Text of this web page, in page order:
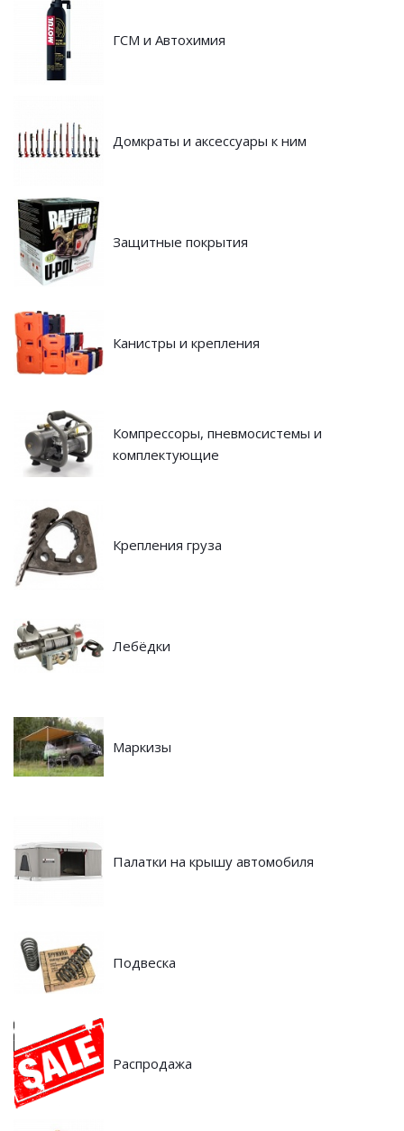
ГСМ и Автохимия
Домкраты и аксессуары к ним
Защитные покрытия
Канистры и крепления
Компрессоры, пневмосистемы и
комплектующие
Крепления груза
Лебёдки
Маркизы
Палатки на крышу автомобиля
Подвеска
Распродажа